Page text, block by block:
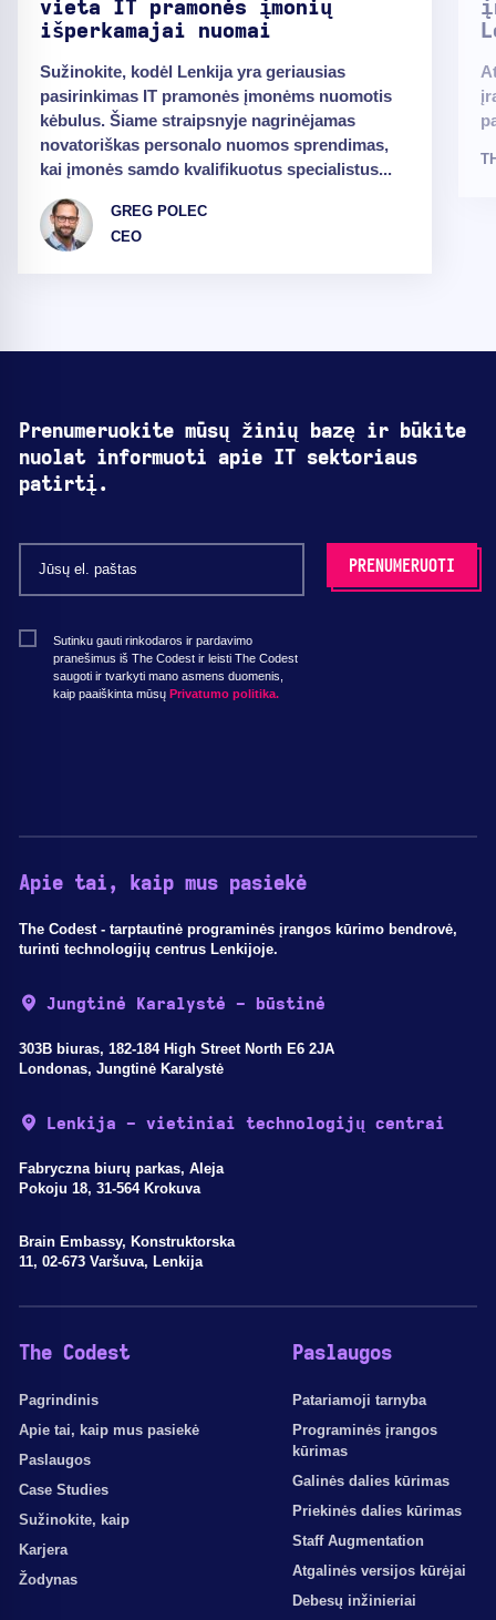
vieta IT pramonės įmonių
išperkamajai nuomai
Sužinokite, kodėl Lenkija yra geriausias
pasirinkimas IT pramonės įmonėms nuomotis
kėbulus. Šiame straipsnyje nagrinėjamas
novatoriškas personalo nuomos sprendimas,
kai įmonės samdo kvalifikuotus specialistus...
GREG POLEC
CEO
Prenumeruokite mūsų žinių bazę ir būkite
nuolat informuoti apie IT sektoriaus
patirtį.
Sutinku gauti rinkodaros ir pardavimo
pranešimus iš The Codest ir leisti The Codest
saugoti ir tvarkyti mano asmens duomenis,
kaip paaiškinta mūsų Privatumo politika.
Apie tai, kaip mus pasiekė
The Codest - tarptautinė programinės įrangos kūrimo bendrovė,
turinti technologijų centrus Lenkijoje.
Jungtinė Karalystė - būstinė
303B biuras, 182-184 High Street North E6 2JA
Londonas, Jungtinė Karalystė
Lenkija - vietiniai technologijų centrai
Fabryczna biurų parkas, Aleja
Pokoju 18, 31-564 Krokuva
Brain Embassy, Konstruktorska
11, 02-673 Varšuva, Lenkija
The Codest
Pagrindinis
Apie tai, kaip mus pasiekė
Paslaugos
Case Studies
Sužinokite, kaip
Karjera
Žodynas
Paslaugos
Patariamoji tarnyba
Programinės įrangos
kūrimas
Galinės dalies kūrimas
Priekinės dalies kūrimas
Staff Augmentation
Atgalinės versijos kūrėjai
Debesų inžinieriai